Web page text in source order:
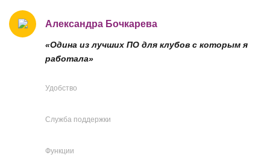
Александра Бочкарева
«Одина из лучших ПО для клубов с которым я
работала»
Удобство
Служба поддержки
Функции